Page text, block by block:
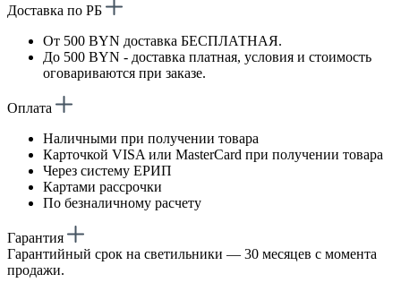
Доставка по РБ
От 500 BYN доставка БЕСПЛАТНАЯ.
До 500 BYN - доставка платная, условия и стоимость
оговариваются при заказе.
Оплата
Наличными при получении товара
Карточкой VISA или MasterCard при получении товара
Через систему ЕРИП
Картами рассрочки
По безналичному расчету
Гарантия
Гарантийный срок на светильники — 30 месяцев с момента
продажи.